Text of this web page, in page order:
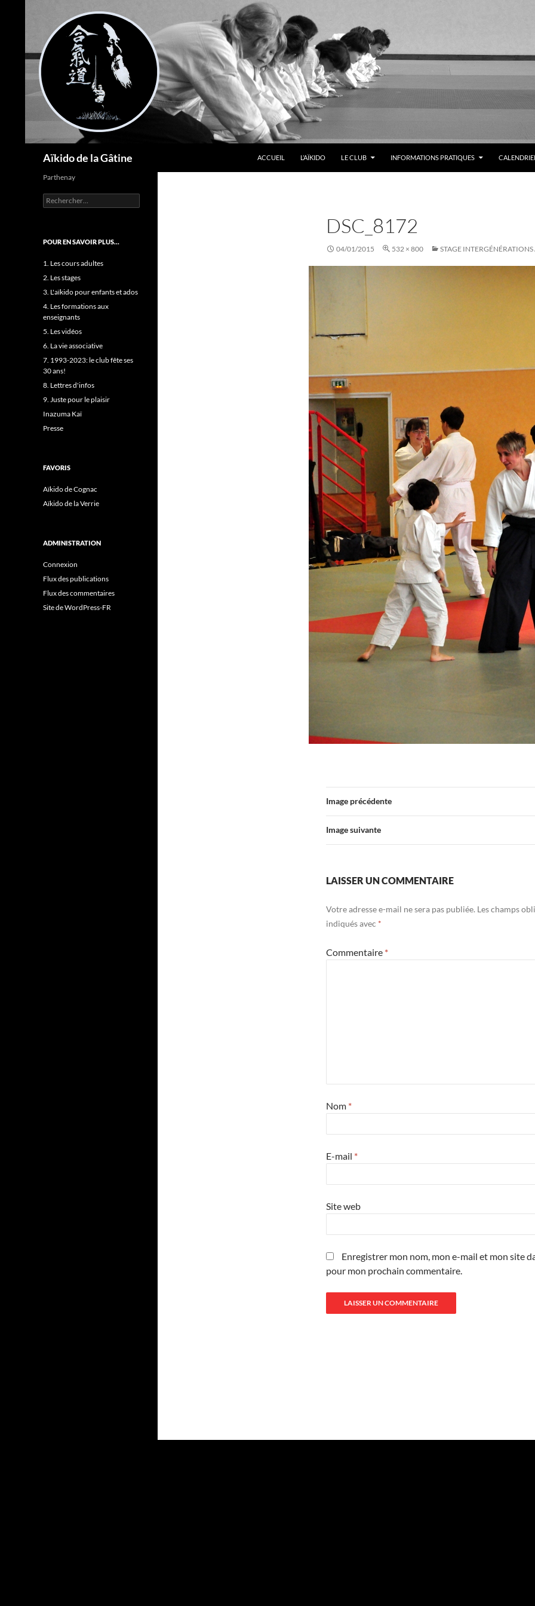
Aïkido de la Gâtine
ACCUEIL
L’AÏKIDO LE CLUB INFORMATIONS PRATIQUES
DSC_8172
04/01/2015 532 × 800 STAGE
Image précédente
Image suivante
LAISSER UN COMMENTAIRE
Votre adresse e-mail ne sera pas publiée. Les champs
indiqués avec *
Commentaire *
Nom *
E-mail *
Site web
Enregistrer mon nom, mon e-mail et mon site
pour mon prochain commentaire.
Parthenay
Rechercher :
POUR EN SAVOIR PLUS…
1. Les cours adultes
2. Les stages
3. L'aïkido pour enfants et ados
4. Les formations aux
enseignants
5. Les vidéos
6. La vie associative
7. 1993-2023: le club fête ses
30 ans!
8. Lettres d'infos
9. Juste pour le plaisir
Inazuma Kaï
Presse
FAVORIS
Aïkido de Cognac
Aïkido de la Verrie
ADMINISTRATION
Connexion
Flux des publications
Flux des commentaires
Site de WordPress-FR